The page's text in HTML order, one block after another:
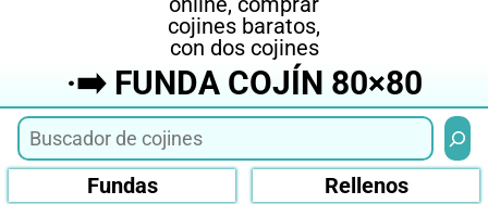
·➡️ FUNDA COJÍN 80×80
Fundas
Rellenos